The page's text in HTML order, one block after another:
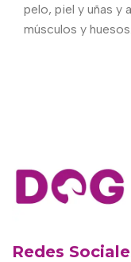
pelo, piel y uñas y
músculos y huesos.
Redes